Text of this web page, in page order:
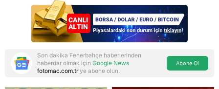
Son dakika Fenerbahçe haberlerinden
haberdar olmak için Google News
fotomac.com.tr'ye abone olun.
Abone Ol